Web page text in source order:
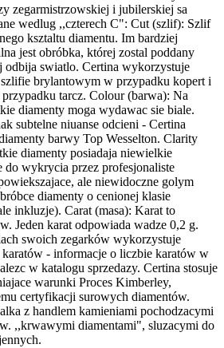
zegarmistrzowskiej i jubilerskiej sa
wedlug ,,czterech C": Cut (szlif): Szlif
ksztaltu diamentu. Im bardziej
jest obróbka, której zostal poddany
odbija swiatlo. Certina wykorzystuje
brylantowym w przypadku kopert i
tarcz. Colour (barwa): Na
diamenty moga wydawac sie biale.
subtelne niuanse odcieni - Certina
barwy Top Wesselton. Clarity
diamenty posiadaja niewielkie
wykrycia przez profesjonaliste
ale niewidoczne golym
diamenty o cenionej klasie
inkluzje). Carat (masa): Karat to
Jeden karat odpowiada wadze 0,2 g.
swoich zegarków wykorzystuje
- informacje o liczbie karatów w
w katalogu sprzedazy. Certina stosuje
warunki Proces Kimberley,
certyfikacji surowych diamentów.
z handlem kamieniami pochodzacymi
,,krwawymi diamentami", sluzacymi do